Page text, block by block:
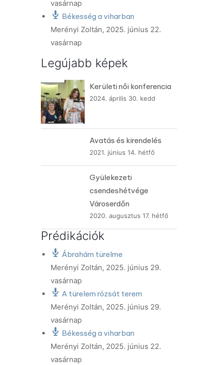
vasárnap
Békesség a viharban
Merényi Zoltán, 2025. június 22.
vasárnap
Legújabb képek
Kerületi női konferencia
2024. április 30. kedd
Avatás és kirendelés
2021. június 14. hétfő
Gyülekezeti
csendeshétvége
Városerdőn
2020. augusztus 17. hétfő
Prédikációk
Ábrahám türelme
Merényi Zoltán, 2025. június 29.
vasárnap
A türelem rózsát terem
Merényi Zoltán, 2025. június 29.
vasárnap
Békesség a viharban
Merényi Zoltán, 2025. június 22.
vasárnap